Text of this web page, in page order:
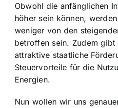
Obwohl die anfänglichen
höher sein können,
weniger von den
betroffen sein. Zudem gibt
attraktive staatliche
Steuervorteile für die
Energien.
Nun wollen wir uns